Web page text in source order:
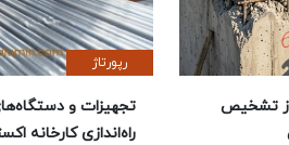
تشخیص
رپورتاژ
تجهیزات و دستگاه‌های
راه‌اندازی کارخانه